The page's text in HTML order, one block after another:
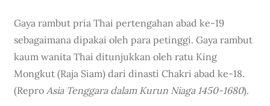
Gaya rambut pria Thai pertengahan abad ke-19
sebagaimana dipakai oleh para petinggi. Gaya rambut
kaum wanita Thai ditunjukkan oleh ratu King
Mongkut (Raja Siam) dari dinasti Chakri abad ke-18.
(Repro Asia Tenggara dalam Kurun Niaga 1450-1680).